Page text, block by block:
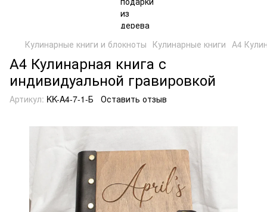
Кулинарные книги и блокноты Кулинарные книги А4
А4 Кулинарная книга с
индивидуальной гравировкой
Артикул: KK-A4-7-1-Б Оставить отзыв